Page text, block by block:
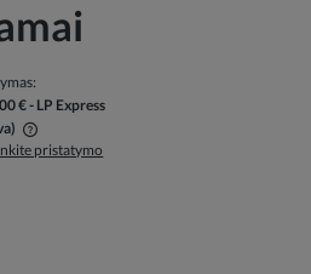
€- LP Express
mokėjimo išlaidos
pristatymo